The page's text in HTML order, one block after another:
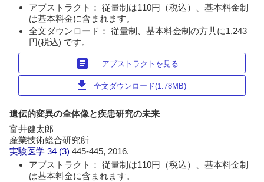
アブストラクト： 従量制は110円（税込）、基本料金制
は基本料金に含まれます。
全文ダウンロード： 従量制、基本料金制の方共に1,243
円(税込) です。
article アブストラクトを見る
download 全文ダウンロード(1.78MB)
遺伝的変異の全体像と疾患研究の未来
富井健太郎
産業技術総合研究所
実験医学 34 (3)445-445, 2016.
アブストラクト： 従量制は110円（税込）、基本料金制
は基本料金に含まれます。